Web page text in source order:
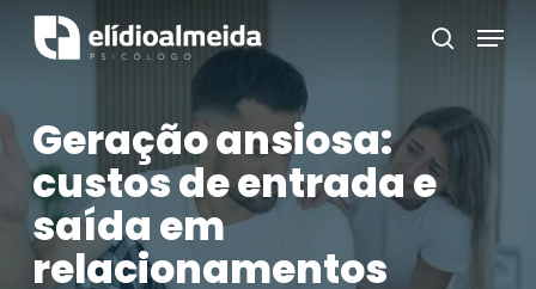
Skip
content
search
Menu
Geração ansiosa:
custos de entrada e
saída em
relacionamentos